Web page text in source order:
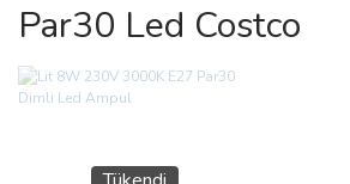
Par30 Led Costco